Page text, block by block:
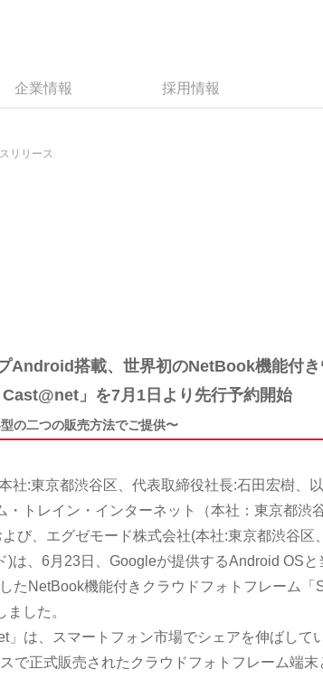
企業情報 採用情報
リリース
Android搭載、世界初のNetBook機能付
」を7月1日より先行予約開始
の二つの販売方法でご提供〜
社:東京都渋谷区、代表取締役社長:石田宏樹、
・トレイン・インターネット（本社：東京都渋
び、エグゼモード株式会社(本社:東京都渋谷区
)は、6月23日、Googleが提供するAndroid OSと
たNetBook機能付きクラウドフォトフレーム「
した。
」は、スマートフォン市場でシェアを伸ばして
で正式販売されたクラウドフォトフレーム端